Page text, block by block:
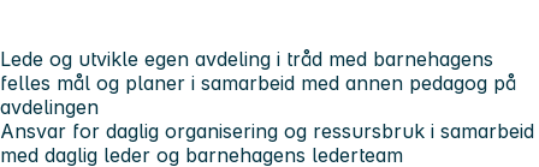
Lede og utvikle egen avdeling i tråd med barnehagens
felles mål og planer i samarbeid med annen pedagog på
avdelingen
Ansvar for daglig organisering og ressursbruk i samarbeid
med daglig leder og barnehagens lederteam